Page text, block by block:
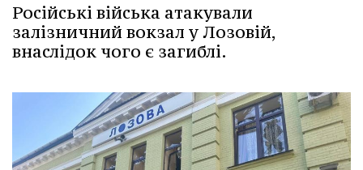
Російські війська атакували
залізничний вокзал у Лозовій,
внаслідок чого є загиблі.